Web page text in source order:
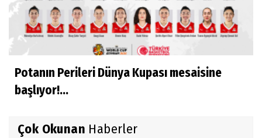
Potanın Perileri Dünya Kupası mesaisine
başlıyor!...
Çok Okunan Haberler